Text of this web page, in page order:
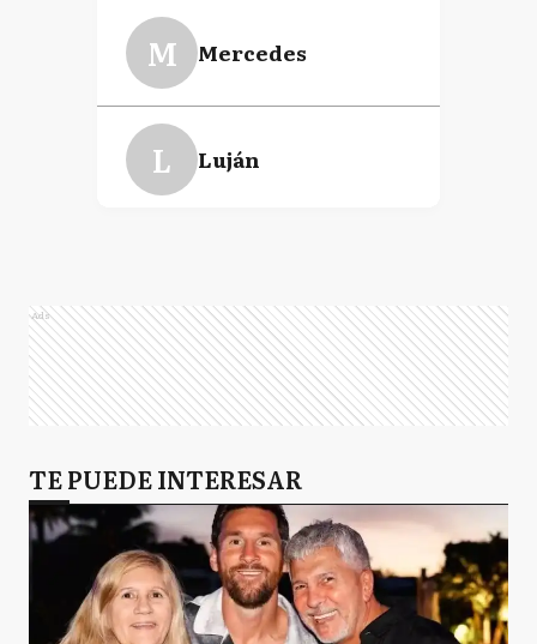
M Mercedes
L Luján
Ads
TE PUEDE INTERESAR